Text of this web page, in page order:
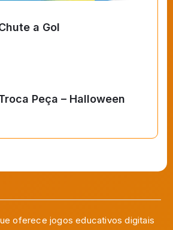
a Gol
Peça – Halloween
oferece jogos educativos digitais